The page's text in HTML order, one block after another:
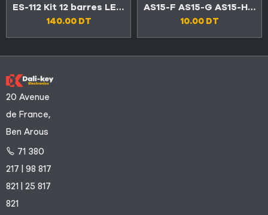
ES-112 Kit 12 barres LED TV CONDOR 55″ 5LED+6LED 3V LED55C4500 / LED55C6600
140.00 DT
AS15-F AS15-G AS15-HF AS15-HG AS15-U
10.00 DT
20 Avenue
de France,
Ben Arous
71 380
217 | 98 817
821 | 25 817
821